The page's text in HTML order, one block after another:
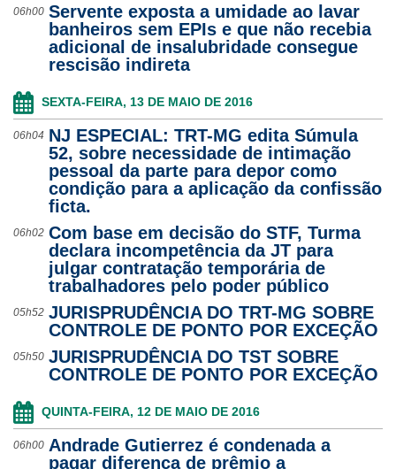
06h00 Servente exposta a umidade ao lavar
banheiros sem EPIs e que não recebia
adicional de insalubridade consegue
rescisão indireta
SEXTA-FEIRA, 13 DE MAIO DE 2016
06h04 NJ ESPECIAL: TRT-MG edita Súmula
52, sobre necessidade de intimação
pessoal da parte para depor como
condição para a aplicação da confissão
ficta.
06h02 Com base em decisão do STF, Turma
declara incompetência da JT para
julgar contratação temporária de
trabalhadores pelo poder público
05h52 JURISPRUDÊNCIA DO TRT-MG SOBRE
CONTROLE DE PONTO POR EXCEÇÃO
05h50 JURISPRUDÊNCIA DO TST SOBRE
CONTROLE DE PONTO POR EXCEÇÃO
QUINTA-FEIRA, 12 DE MAIO DE 2016
06h00 Andrade Gutierrez é condenada a
pagar diferença de prêmio a